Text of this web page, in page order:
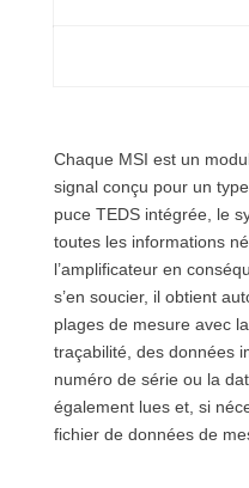
Chaque MSI est un
signal conçu pour un
puce TEDS intégrée, le
toutes les informations
l’amplificateur en
s’en soucier, il obtient
plages de mesure avec
traçabilité, des données
numéro de série ou la
également lues et, si
fichier de données de